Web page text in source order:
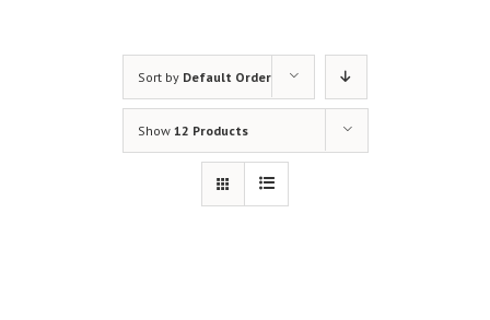
Sort by Default Order
Show 12 Products